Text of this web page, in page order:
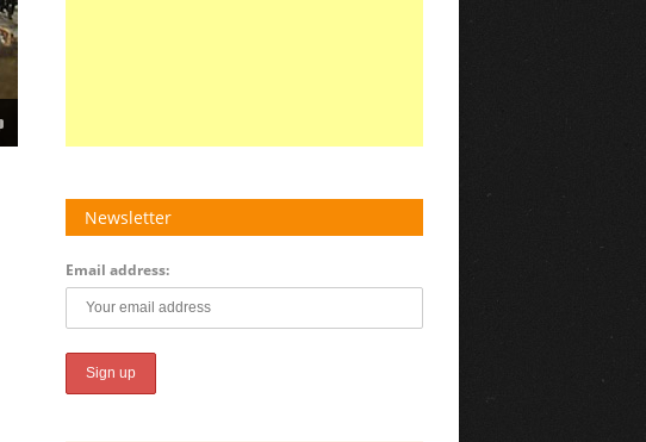
Newsletter
Email address: